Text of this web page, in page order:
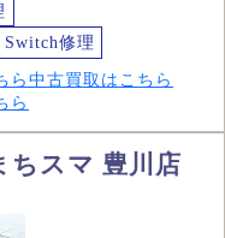
修理
ら 中古買取はこちら
ら
ちスマ 豊川店